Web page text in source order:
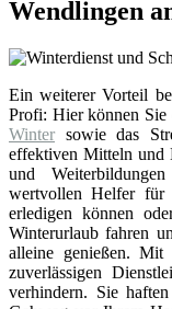
Wendlingen
Ein weiterer Vorteil
Profi: Hier können Sie
Winter sowie das
effektiven Mitteln und
und
wertvollen Helfer für
erledigen können
Winterurlaub fahren
alleine genießen. Mit
zuverlässigen
verhindern. Sie